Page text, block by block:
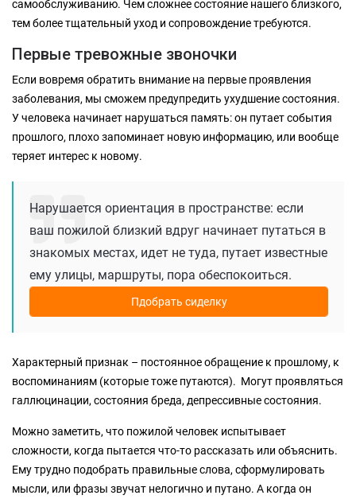
самообслуживанию. Чем сложнее состояние нашего близкого,
тем более тщательный уход и сопровождение требуются.
Первые тревожные звоночки
Если вовремя обратить внимание на первые проявления
заболевания, мы сможем предупредить ухудшение состояния.
У человека начинает нарушаться память: он путает события
прошлого, плохо запоминает новую информацию, или вообще
теряет интерес к новому.
Нарушается ориентация в пространстве: если
ваш пожилой близкий вдруг начинает путаться в
знакомых местах, идет не туда, путает известные
ему улицы, маршруты, пора обеспокоиться.
Пдобрать сиделку
Характерный признак – постоянное обращение к прошлому, к
воспоминаниям (которые тоже путаются). Могут проявляться
галлюцинации, состояния бреда, депрессивные состояния.
Можно заметить, что пожилой человек испытывает
сложности, когда пытается что-то рассказать или объяснить.
Ему трудно подобрать правильные слова, сформулировать
мысли, или фразы звучат нелогично и путано. А когда он